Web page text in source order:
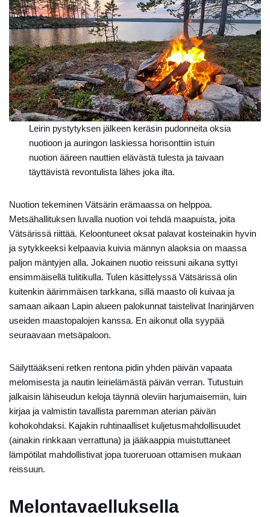
Leirin pystytyksen jälkeen keräsin pudonneita oksia
nuotioon ja auringon laskiessa horisonttiin istuin
nuotion ääreen nauttien elävästä tulesta ja taivaan
täyttävistä revontulista lähes joka ilta.
Nuotion tekeminen Vätsärin erämaassa on helppoa.
Metsähallituksen luvalla nuotion voi tehdä maapuista, joita
Vätsärissä riittää. Keloontuneet oksat palavat kosteinakin hyvin
ja sytykkeeksi kelpaavia kuivia männyn alaoksia on maassa
paljon mäntyjen alla. Jokainen nuotio reissuni aikana syttyi
ensimmäisellä tulitikulla. Tulen käsittelyssä Vätsärissä olin
kuitenkin äärimmäisen tarkkana, sillä maasto oli kuivaa ja
samaan aikaan Lapin alueen palokunnat taistelivat Inarinjärven
useiden maastopalojen kanssa. En aikonut olla syypää
seuraavaan metsäpaloon.
Säilyttääkseni retken rentona pidin yhden päivän vapaata
melomisesta ja nautin leirielämästä päivän verran. Tutustuin
jalkaisin lähiseudun keloja täynnä oleviin harjumaisemiin, luin
kirjaa ja valmistin tavallista paremman aterian päivän
kohokohdaksi. Kajakin ruhtinaalliset kuljetusmahdollisuudet
(ainakin rinkkaan verrattuna) ja jääkaappia muistuttaneet
lämpötilat mahdollistivat jopa tuoreruoan ottamisen mukaan
reissuun.
Melontavaelluksella